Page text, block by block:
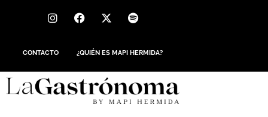
CONTACTO ¿QUIÉN ES MAPI HERMIDA?